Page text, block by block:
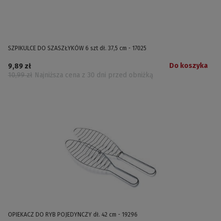
SZPIKULCE DO SZASZŁYKÓW 6 szt dł. 37,5 cm - 17025
9,89 zł
10,99 zł Najniższa cena z 30 dni przed obniżką
Do koszyka
OPIEKACZ DO RYB POJEDYNCZY dł. 42 cm - 19296